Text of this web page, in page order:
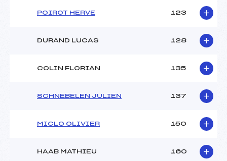
POIROT HERVE 123
DURAND LUCAS 128
COLIN FLORIAN 135
SCHNEBELEN JULIEN 137
MICLO OLIVIER 150
HAAB MATHIEU 160